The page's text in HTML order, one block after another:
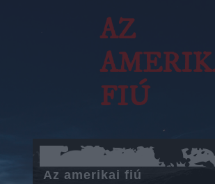
AZ
FIÚ
Az amerikai fiú